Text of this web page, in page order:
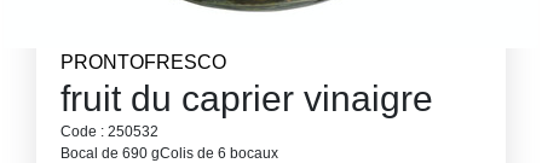
PRONTOFRESCO
fruit du caprier vinaigre
Code : 250532
Bocal de 690 gColis de 6 bocaux